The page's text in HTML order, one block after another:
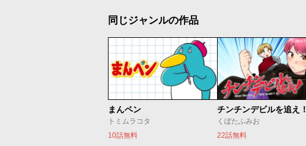
同じジャンルの作品
まんペン
トミムラコタ
10話無料
チンチンデビルを追え！
くぼたふみお
22話無料